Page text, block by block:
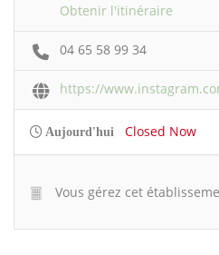
Obtenir l'itinéraire
04 65 58 99 34
https://
Aujourd'hui Closed Now
Vous gérez cet